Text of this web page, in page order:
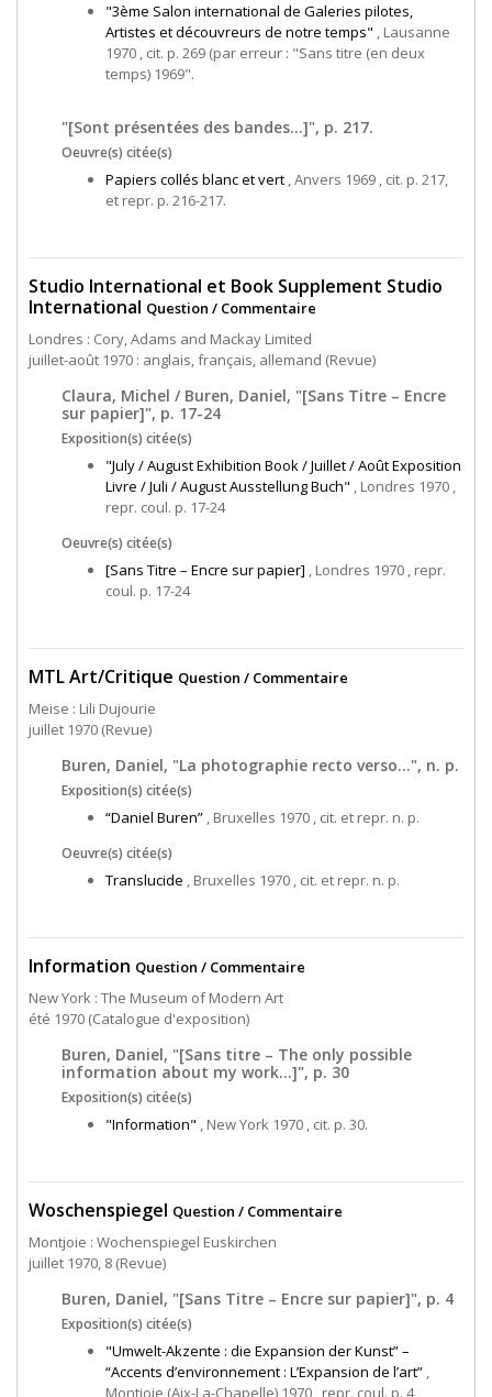
"3ème Salon international de Galeries pilotes,
Artistes et découvreurs de notre temps" , Lausanne
1970 , cit. p. 269 (par erreur : "Sans titre (en deux
temps) 1969".
"[Sont présentées des bandes...]", p. 217.
Oeuvre(s) citée(s)
Papiers collés blanc et vert , Anvers 1969 , cit. p. 217,
et repr. p. 216-217.
Studio International et Book Supplement Studio
International Question / Commentaire
Londres : Cory, Adams and Mackay Limited
juillet-août 1970 : anglais, français, allemand (Revue)
Claura, Michel / Buren, Daniel, "[Sans Titre – Encre
sur papier]", p. 17-24
Exposition(s) citée(s)
"July / August Exhibition Book / Juillet / Août Exposition
Livre / Juli / August Ausstellung Buch" , Londres 1970 ,
repr. coul. p. 17-24
Oeuvre(s) citée(s)
[Sans Titre – Encre sur papier] , Londres 1970 , repr.
coul. p. 17-24
MTL Art/Critique Question / Commentaire
Meise : Lili Dujourie
juillet 1970 (Revue)
Buren, Daniel, "La photographie recto verso…", n. p.
Exposition(s) citée(s)
“Daniel Buren” , Bruxelles 1970 , cit. et repr. n. p.
Oeuvre(s) citée(s)
Translucide , Bruxelles 1970 , cit. et repr. n. p.
Information Question / Commentaire
New York : The Museum of Modern Art
été 1970 (Catalogue d'exposition)
Buren, Daniel, "[Sans titre – The only possible
information about my work...]", p. 30
Exposition(s) citée(s)
"Information" , New York 1970 , cit. p. 30.
Woschenspiegel Question / Commentaire
Montjoie : Wochenspiegel Euskirchen
juillet 1970, 8 (Revue)
Buren, Daniel, "[Sans Titre – Encre sur papier]", p. 4
Exposition(s) citée(s)
"Umwelt-Akzente : die Expansion der Kunst” –
“Accents d’environnement : L’Expansion de l’art” ,
Montjoie (Aix-La-Chapelle) 1970 , repr. coul. p. 4